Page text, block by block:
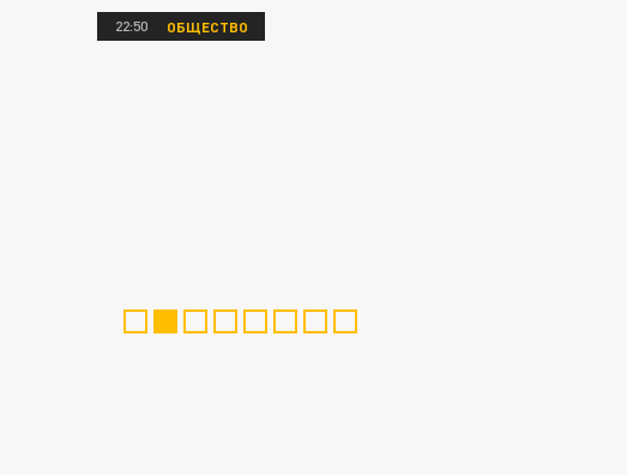
22:50 ОБЩЕСТВО